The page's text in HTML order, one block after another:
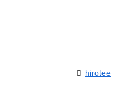
hirotee